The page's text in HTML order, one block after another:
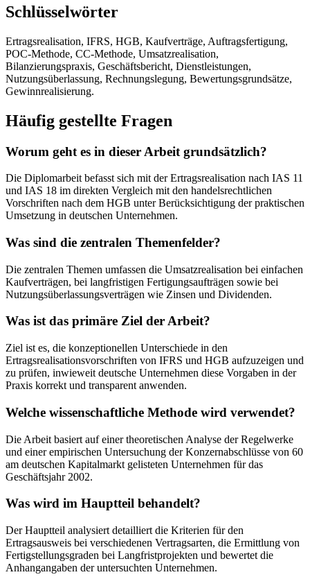
Schlüsselwörter
Ertragsrealisation, IFRS, HGB, Kaufverträge, Auftragsfertigung,
POC-Methode, CC-Methode, Umsatzrealisation,
Bilanzierungspraxis, Geschäftsbericht, Dienstleistungen,
Nutzungsüberlassung, Rechnungslegung, Bewertungsgrundsätze,
Gewinnrealisierung.
Häufig gestellte Fragen
Worum geht es in dieser Arbeit grundsätzlich?
Die Diplomarbeit befasst sich mit der Ertragsrealisation nach IAS 11
und IAS 18 im direkten Vergleich mit den handelsrechtlichen
Vorschriften nach dem HGB unter Berücksichtigung der praktischen
Umsetzung in deutschen Unternehmen.
Was sind die zentralen Themenfelder?
Die zentralen Themen umfassen die Umsatzrealisation bei einfachen
Kaufverträgen, bei langfristigen Fertigungsaufträgen sowie bei
Nutzungsüberlassungsverträgen wie Zinsen und Dividenden.
Was ist das primäre Ziel der Arbeit?
Ziel ist es, die konzeptionellen Unterschiede in den
Ertragsrealisationsvorschriften von IFRS und HGB aufzuzeigen und
zu prüfen, inwieweit deutsche Unternehmen diese Vorgaben in der
Praxis korrekt und transparent anwenden.
Welche wissenschaftliche Methode wird verwendet?
Die Arbeit basiert auf einer theoretischen Analyse der Regelwerke
und einer empirischen Untersuchung der Konzernabschlüsse von 60
am deutschen Kapitalmarkt gelisteten Unternehmen für das
Geschäftsjahr 2002.
Was wird im Hauptteil behandelt?
Der Hauptteil analysiert detailliert die Kriterien für den
Ertragsausweis bei verschiedenen Vertragsarten, die Ermittlung von
Fertigstellungsgraden bei Langfristprojekten und bewertet die
Anhangangaben der untersuchten Unternehmen.